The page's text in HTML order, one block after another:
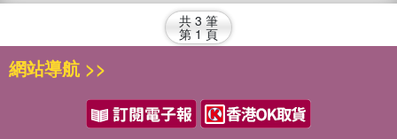
共 3 筆
第 1 頁
網站導航 >>